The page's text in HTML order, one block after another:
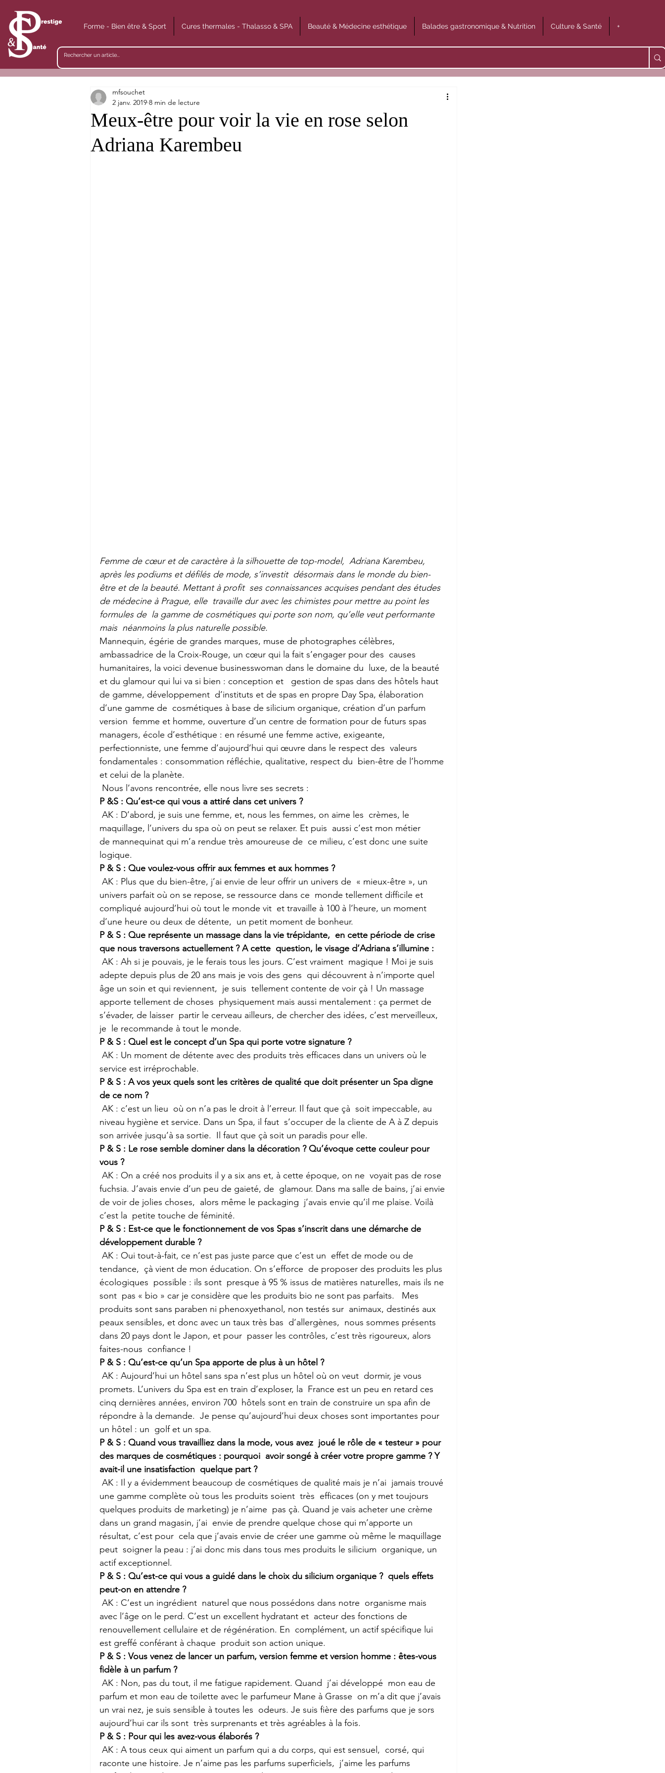
Forme - Bien être & Sport Cures thermales - Thalasso & SPA Beauté & Médecine esthétique Balades gastronomique & Nutrition Culture & Santé +
Meux-être pour voir la vie en rose selon
Adriana Karembeu
mfsouchet
2 janv. 2019 8 min de lecture
Femme de cœur et de caractère à la silhouette de top-model,  Adriana Karembeu,
après les podiums et défilés de mode, s’investit  désormais dans le monde du bien-
être et de la beauté. Mettant à profit  ses connaissances acquises pendant des études
de médecine à Prague, elle  travaille dur avec les chimistes pour mettre au point les
formules de  la gamme de cosmétiques qui porte son nom, qu’elle veut performante
mais  néanmoins la plus naturelle possible.
Mannequin, égérie de grandes marques, muse de photographes célèbres,
ambassadrice de la Croix-Rouge, un cœur qui la fait s’engager pour des  causes
humanitaires, la voici devenue businesswoman dans le domaine du  luxe, de la beauté
et du glamour qui lui va si bien : conception et   gestion de spas dans des hôtels haut
de gamme, développement  d’instituts et de spas en propre Day Spa, élaboration
d’une gamme de  cosmétiques à base de silicium organique, création d’un parfum
version  femme et homme, ouverture d’un centre de formation pour de futurs spas
managers, école d’esthétique : en résumé une femme active, exigeante,
perfectionniste, une femme d’aujourd’hui qui œuvre dans le respect des  valeurs
fondamentales : consommation réfléchie, qualitative, respect du  bien-être de l’homme
et celui de la planète.
Nous l’avons rencontrée, elle nous livre ses secrets :
P &S : Qu’est-ce qui vous a attiré dans cet univers ?
maquillage, l’univers du spa où on peut se relaxer. Et puis  aussi c’est mon métier
de mannequinat qui m’a rendue très amoureuse de  ce milieu, c’est donc une suite
logique.
P & S : Que voulez-vous offrir aux femmes et aux hommes ?
univers parfait où on se repose, se ressource dans ce  monde tellement difficile et
compliqué aujourd’hui où tout le monde vit  et travaille à 100 à l’heure, un moment
d’une heure ou deux de détente,  un petit moment de bonheur.
P & S : Que représente un massage dans la vie trépidante,  en cette période de crise
que nous traversons actuellement ? A cette  question, le visage d’Adriana s’illumine :
adepte depuis plus de 20 ans mais je vois des gens  qui découvrent à n’importe quel
âge un soin et qui reviennent,  je suis  tellement contente de voir çà ! Un massage
apporte tellement de choses  physiquement mais aussi mentalement : ça permet de
s’évader, de laisser  partir le cerveau ailleurs, de chercher des idées, c’est merveilleux,
je  le recommande à tout le monde.
P & S : Quel est le concept d’un Spa qui porte votre signature ?
service est irréprochable.
P & S : A vos yeux quels sont les critères de qualité que doit présenter un Spa digne
de ce nom ?
niveau hygiène et service. Dans un Spa, il faut  s’occuper de la cliente de A à Z depuis
son arrivée jusqu’à sa sortie.  Il faut que çà soit un paradis pour elle.
P & S : Le rose semble dominer dans la décoration ? Qu’évoque cette couleur pour
vous ?
fuchsia. J’avais envie d’un peu de gaieté, de  glamour. Dans ma salle de bains, j’ai envie
de voir de jolies choses,  alors même le packaging  j’avais envie qu’il me plaise. Voilà
c’est la  petite touche de féminité.
P & S : Est-ce que le fonctionnement de vos Spas s’inscrit dans une démarche de
développement durable ?
tendance,  çà vient de mon éducation. On s’efforce  de proposer des produits les plus
écologiques  possible : ils sont  presque à 95 % issus de matières naturelles, mais ils ne
sont  pas « bio » car je considère que les produits bio ne sont pas parfaits.   Mes
produits sont sans paraben ni phenoxyethanol, non testés sur  animaux, destinés aux
peaux sensibles, et donc avec un taux très bas  d’allergènes,  nous sommes présents
dans 20 pays dont le Japon, et pour  passer les contrôles, c’est très rigoureux, alors
faites-nous  confiance !
P & S : Qu’est-ce qu’un Spa apporte de plus à un hôtel ?
promets. L’univers du Spa est en train d’exploser, la  France est un peu en retard ces
cinq dernières années, environ 700  hôtels sont en train de construire un spa afin de
répondre à la demande.  Je pense qu’aujourd’hui deux choses sont importantes pour
un hôtel : un  golf et un spa.
P & S : Quand vous travailliez dans la mode, vous avez  joué le rôle de « testeur » pour
des marques de cosmétiques : pourquoi  avoir songé à créer votre propre gamme ? Y
avait-il une insatisfaction  quelque part ?
une gamme complète où tous les produits soient  très  efficaces (on y met toujours
quelques produits de marketing) je n’aime  pas çà. Quand je vais acheter une crème
dans un grand magasin, j’ai  envie de prendre quelque chose qui m’apporte un
résultat, c’est pour  cela que j’avais envie de créer une gamme où même le maquillage
peut  soigner la peau : j’ai donc mis dans tous mes produits le silicium  organique, un
actif exceptionnel.
P & S : Qu’est-ce qui vous a guidé dans le choix du silicium organique ?  quels effets
peut-on en attendre ?
avec l’âge on le perd. C’est un excellent hydratant et  acteur des fonctions de
renouvellement cellulaire et de régénération. En  complément, un actif spécifique lui
est greffé conférant à chaque  produit son action unique.
P & S : Vous venez de lancer un parfum, version femme et version homme : êtes-vous
fidèle à un parfum ?
parfum et mon eau de toilette avec le parfumeur Mane à Grasse  on m’a dit que j’avais
un vrai nez, je suis sensible à toutes les  odeurs. Je suis fière des parfums que je sors
aujourd’hui car ils sont  très surprenants et très agréables à la fois.
P & S : Pour qui les avez-vous élaborés ?
raconte une histoire. Je n’aime pas les parfums superficiels,  j’aime les parfums